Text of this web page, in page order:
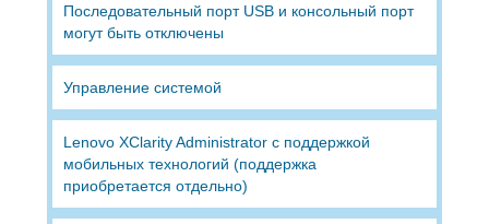
Последовательный порт USB и консольный порт
могут быть отключены
Управление системой
Lenovo XClarity Administrator с поддержкой
мобильных технологий (поддержка
приобретается отдельно)